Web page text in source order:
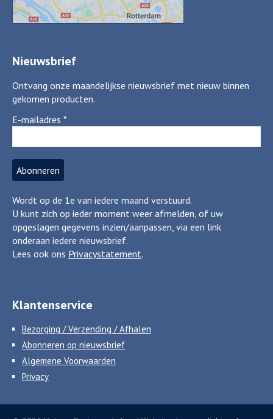
Nieuwsbrief
Ontvang onze maandelijkse nieuwsbrief met nieuw binnen
gekomen producten.
E-mailadres *
Wordt op de 1e van iedere maand verstuurd.
U kunt zich op ieder moment weer afmelden, of uw
opgeslagen gegevens inzien/aanpassen, via een link
onderaan iedere nieuwsbrief.
Lees ook ons Privacystatement.
Klantenservice
Bezorging / Verzending / Afhalen
Abonneren op nieuwsbrief
Algemene Voorwaarden
Privacy